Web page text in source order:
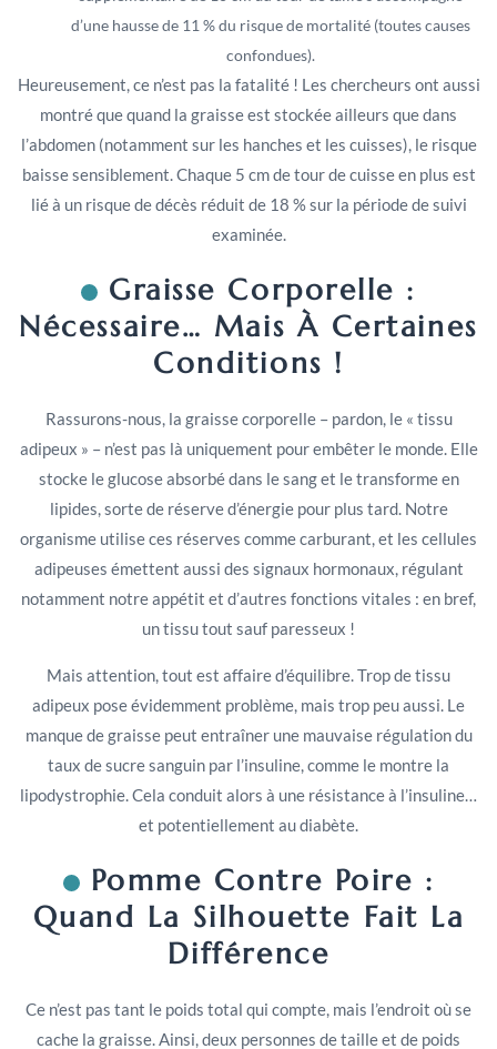
d’une hausse de 11 % du risque de mortalité (toutes causes
confondues).
Heureusement, ce n’est pas la fatalité ! Les chercheurs ont aussi
montré que quand la graisse est stockée ailleurs que dans
l’abdomen (notamment sur les hanches et les cuisses), le risque
baisse sensiblement. Chaque 5 cm de tour de cuisse en plus est
lié à un risque de décès réduit de 18 % sur la période de suivi
examinée.
Graisse Corporelle :
Nécessaire… Mais À Certaines
Conditions !
Rassurons-nous, la graisse corporelle – pardon, le « tissu
adipeux » – n’est pas là uniquement pour embêter le monde. Elle
stocke le glucose absorbé dans le sang et le transforme en
lipides, sorte de réserve d’énergie pour plus tard. Notre
organisme utilise ces réserves comme carburant, et les cellules
adipeuses émettent aussi des signaux hormonaux, régulant
notamment notre appétit et d’autres fonctions vitales : en bref,
un tissu tout sauf paresseux !
Mais attention, tout est affaire d’équilibre. Trop de tissu
adipeux pose évidemment problème, mais trop peu aussi. Le
manque de graisse peut entraîner une mauvaise régulation du
taux de sucre sanguin par l’insuline, comme le montre la
lipodystrophie. Cela conduit alors à une résistance à l’insuline…
et potentiellement au diabète.
Pomme Contre Poire :
Quand La Silhouette Fait La
Différence
Ce n’est pas tant le poids total qui compte, mais l’endroit où se
cache la graisse. Ainsi, deux personnes de taille et de poids